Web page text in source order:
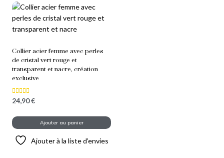
Collier acier femme avec perles
de cristal vert rouge et
transparent et nacre, création
exclusive
Note
5.00
24,90€
Ajouter au panier
Ajouter à la liste d’envies